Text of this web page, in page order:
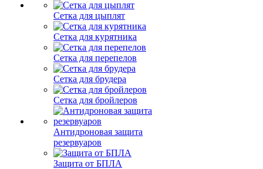
Сетка для цыплят
Сетка для курятника
Сетка для перепелов
Сетка для брудера
Сетка для бройлеров
Антидроновая защита
резервуаров
Защита от БПЛА